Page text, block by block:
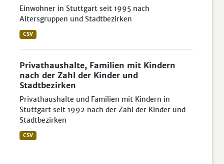
Einwohner in Stuttgart seit 1995 nach
Altersgruppen und Stadtbezirken
CSV
Privathaushalte, Familien mit Kindern
nach der Zahl der Kinder und
Stadtbezirken
Privathaushalte und Familien mit Kindern in
Stuttgart seit 1992 nach der Zahl der Kinder und
Stadtbezirken
CSV